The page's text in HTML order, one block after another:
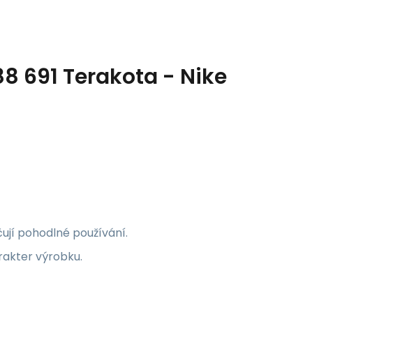
691 Terakota - Nike
pohodlné používání.
výrobku.